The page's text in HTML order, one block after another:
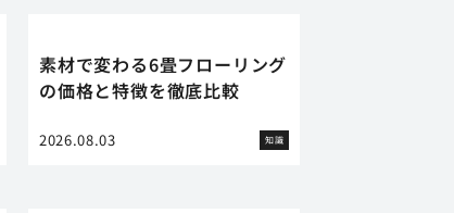
素材で変わる6畳フローリング
の価格と特徴を徹底比較
2026.08.03 知識